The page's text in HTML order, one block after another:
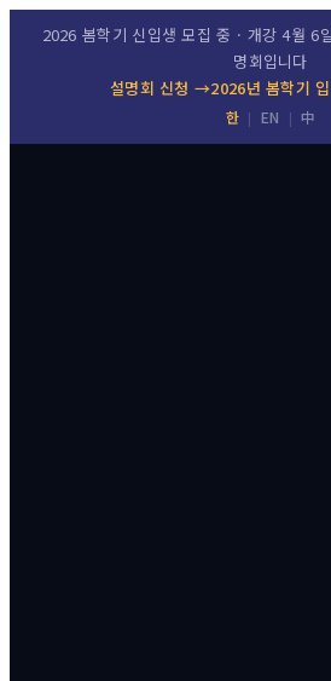
2026 봄학기 신입생 모집 중 · 개강 4월 6
명회입니다
설명회 신청 →2026년 봄학기
한 | EN | 中